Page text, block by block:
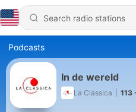
Podcasts
In de wereld
La Classica 113